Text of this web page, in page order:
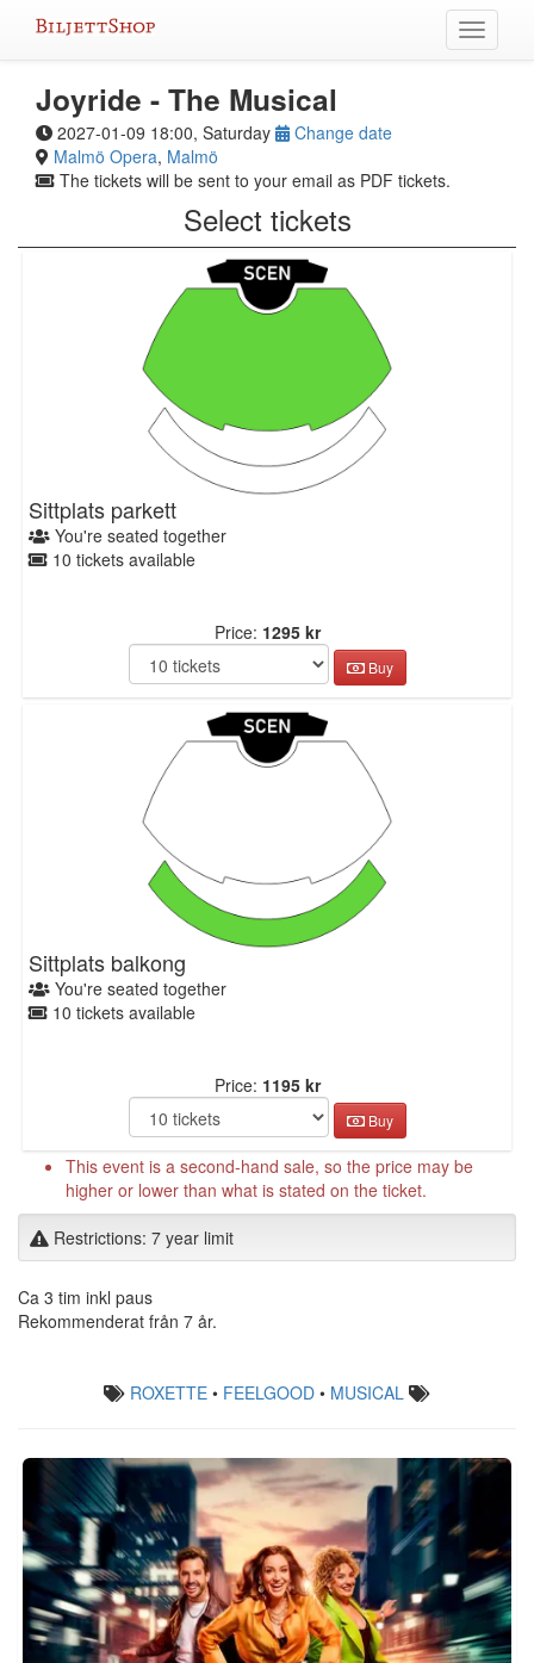
Toggle
Joyride - The Musical
2027-01-09 18:00, Saturday
Change date
Malmö Opera, Malmö
The tickets will be sent to your email as PDF tickets.
Select tickets
Sittplats parkett
You're seated together
10 tickets available
Price: 1295 kr
Buy
Sittplats balkong
You're seated together
10 tickets available
Price: 1195 kr
Buy
This event is a second-hand sale, so the price may be
higher or lower than what is stated on the ticket.
Restrictions: 7 year limit
Ca 3 tim inkl paus
Rekommenderat från 7 år.
ROXETTE • FEELGOOD • MUSICAL